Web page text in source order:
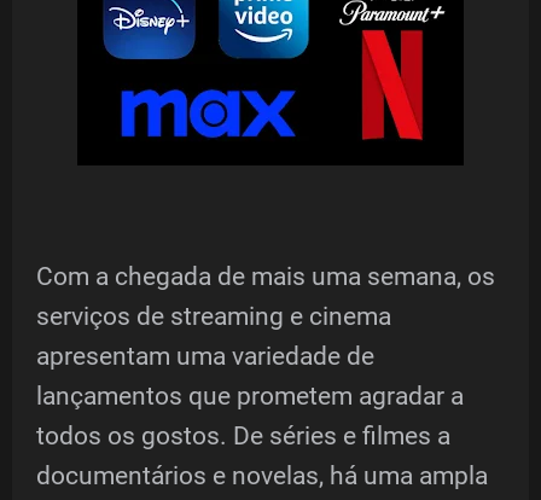
Com a chegada de mais uma semana, os
serviços de streaming e cinema
apresentam uma variedade de
lançamentos que prometem agradar a
todos os gostos. De séries e filmes a
documentários e novelas, há uma ampla